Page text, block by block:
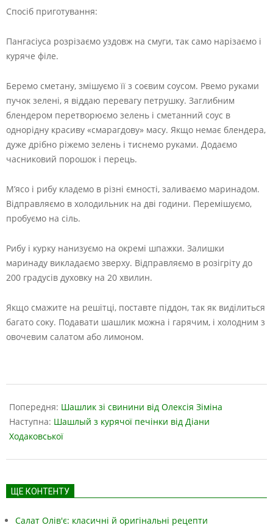
Спосіб приготування:
Пангасіуса розрізаємо уздовж на смуги, так само нарізаємо і
куряче філе.
Беремо сметану, змішуємо її з соєвим соусом. Рвемо руками
пучок зелені, я віддаю перевагу петрушку. Заглибним
блендером перетворюємо зелень і сметанний соус в
однорідну красиву «смарагдову» масу. Якщо немає блендера,
дуже дрібно ріжемо зелень і тиснемо руками. Додаємо
часниковий порошок і перець.
М’ясо і рибу кладемо в різні ємності, заливаємо маринадом.
Відправляємо в холодильник на дві години. Перемішуємо,
пробуємо на сіль.
Рибу і курку нанизуємо на окремі шпажки. Залишки
маринаду викладаємо зверху. Відправляємо в розігріту до
200 градусів духовку на 20 хвилин.
Якщо смажите на решітці, поставте піддон, так як виділиться
багато соку. Подавати шашлик можна і гарячим, і холодним з
овочевим салатом або лимоном.
01-
21
Попередня: Шашлик зі свинини від Олексія Зіміна
Наступна: Шашлый з курячої печінки від Діани
Ходаковської
ЩЕ КОНТЕНТУ
Салат Олів'є: класичні й оригінальні рецепти